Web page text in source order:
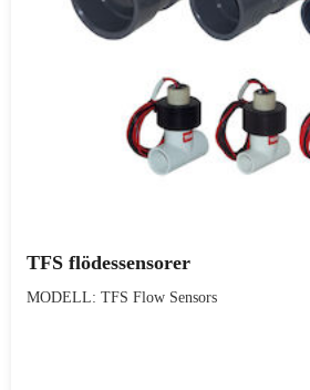
TFS flödessensorer
MODELL: TFS Flow Sensors